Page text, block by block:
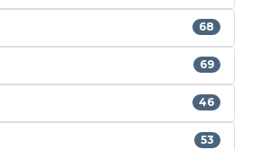
68
69
46
53